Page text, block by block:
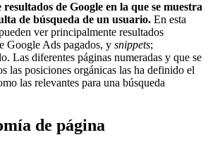
de Google en la que se muestra
de búsqueda de un usuario. En esta
ver principalmente resultados
Google Ads pagados, y snippets;
Las diferentes páginas numeradas y que se
las posiciones orgánicas las ha definido el
las relevantes para una búsqueda
de página